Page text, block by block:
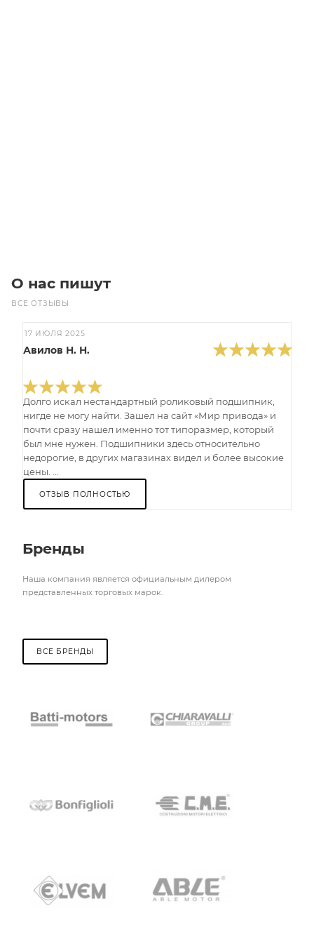
О нас пишут
ВСЕ ОТЗЫВЫ
17 ИЮЛЯ 2025
Авилов Н. Н.
Долго искал нестандартный роликовый подшипник,
нигде не могу найти. Зашел на сайт «Мир привода» и
почти сразу нашел именно тот типоразмер, который
был мне нужен. Подшипники здесь относительно
недорогие, в других магазинах видел и более высокие
цены. ...
ОТЗЫВ ПОЛНОСТЬЮ
Бренды
Наша компания является официальным дилером
представленных торговых марок.
ВСЕ БРЕНДЫ